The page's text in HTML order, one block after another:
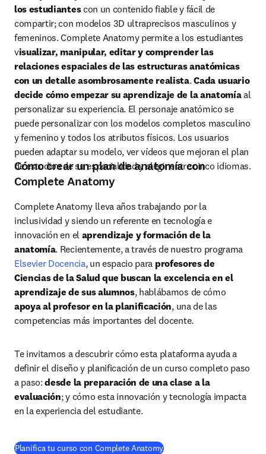
los estudiantes con un contenido fiable y fácil de
compartir; con modelos 3D ultraprecisos masculinos y
femeninos. Complete Anatomy permite a los estudiantes
visualizar, manipular, editar y comprender las
relaciones espaciales de las estructuras anatómicas
con un detalle asombrosamente realista. Cada usuario
decide cómo empezar su aprendizaje de la anatomía al
personalizar su experiencia. El personaje anatómico se
puede personalizar con los modelos completos masculino
y femenino y todos los atributos físicos. Los usuarios
pueden adaptar su modelo, ver vídeos que mejoran el plan
Cómo crear un plan de anatomía con
Complete Anatomy
Complete Anatomy lleva años trabajando por la
inclusividad y siendo un referente en tecnología e
innovación en el aprendizaje y formación de la
anatomía
Elsevier Docencia, un espacio para profesores de
Ciencias de la Salud que buscan la excelencia en el
aprendizaje de sus alumnos
apoya al profesor en la planificación, una de las
competencias más importantes del docente.
Te invitamos a descubrir cómo esta plataforma ayuda a
definir el diseño y planificación de un curso completo paso
a paso: desde la preparación de una clase a la
evaluación; y cómo esta innovación y tecnología impacta
en la experiencia del estudiante.
Planifica tu curso con Complete Anatomy